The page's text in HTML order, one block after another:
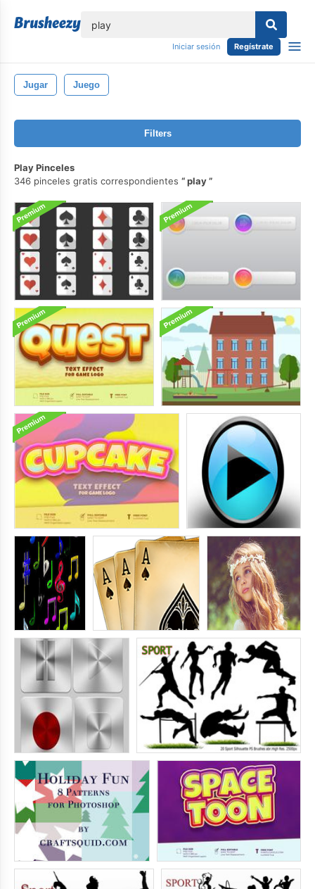
Iniciar sesión Regístrate
Jugar Juego
Filters
Play Pinceles
346 pinceles gratis correspondientes
play